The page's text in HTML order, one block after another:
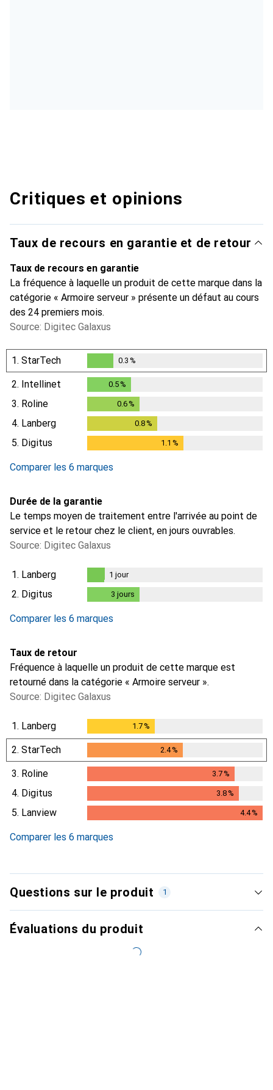
Critiques et opinions
Taux de recours en garantie et de retour
Taux de recours en garantie
La fréquence à laquelle un produit de cette marque dans la
catégorie « Armoire serveur » présente un défaut au cours
des 24 premiers mois.
Source: Digitec Galaxus
1. StarTech
0.3%
0.3 %
2. Intellinet 0.5%
3. Roline 0.6 %
4. Lanberg 0.8%
5. Digitus 1.1 %
Comparer les 6 marques
Durée de la garantie
Le temps moyen de traitement entre l'arrivée au point de
service et le retour chez le client, en jours ouvrables.
Source: Digitec Galaxus
1. Lanberg
jour
1 jour
2. Digitus 3 jours
Comparer les 6 marques
Taux de retour
Fréquence à laquelle un produit de cette marque est
retourné dans la catégorie « Armoire serveur ».
Source: Digitec Galaxus
1. Lanberg 1.7%
2. StarTech 2.4%
3. Roline 3.7%
4. Digitus 3.8%
3.8%
5. Lanview 4.4%
Comparer les 6 marques
Questions sur le produit 1
Évaluations du produit